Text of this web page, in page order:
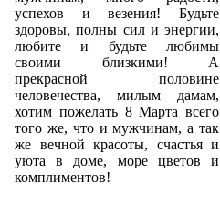
успехов и везения! Будьте
здоровы, полны сил и энергии,
любите и будьте любимы
своими близкими! А
прекрасной половине
человечества, милым дамам,
хотим пожелать 8 Марта всего
того же, что и мужчинам, а так
же вечной красоты, счастья и
уюта в доме, море цветов и
комплиментов!